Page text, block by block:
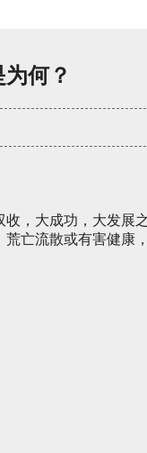
何？
，大成功，大发展
亡流散或有害健康